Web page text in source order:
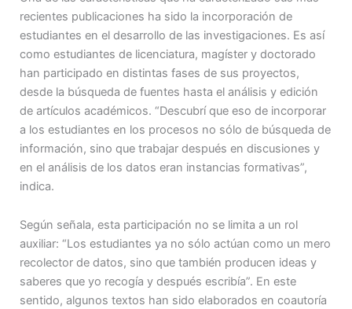
recientes publicaciones ha sido la incorporación de
estudiantes en el desarrollo de las investigaciones. Es así
como estudiantes de licenciatura, magíster y doctorado
han participado en distintas fases de sus proyectos,
desde la búsqueda de fuentes hasta el análisis y edición
de artículos académicos. “Descubrí que eso de incorporar
a los estudiantes en los procesos no sólo de búsqueda de
información, sino que trabajar después en discusiones y
en el análisis de los datos eran instancias formativas”,
indica.
Según señala, esta participación no se limita a un rol
auxiliar: “Los estudiantes ya no sólo actúan como un mero
recolector de datos, sino que también producen ideas y
saberes que yo recogía y después escribía”. En este
sentido, algunos textos han sido elaborados en coautoría